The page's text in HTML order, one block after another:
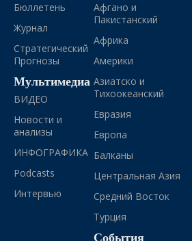
Бюллетень
Журнал
Стратегический
Прогнозы
Мультимедиа
ВИДЕО
Новости и
анализы
ИНФОГРАФИКА
Podcasts
Интервью
Афгано и
Пакистанский
Африка
Америки
Азиатско и
Тихоокеанский
Евразия
Европа
Балканы
Центральная Азия
Средний Восток
Турция
События